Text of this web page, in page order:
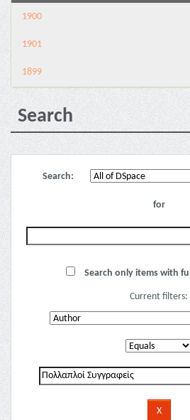
1900
1901
1899
Search
Search:
for
Search only items with
Current filters: